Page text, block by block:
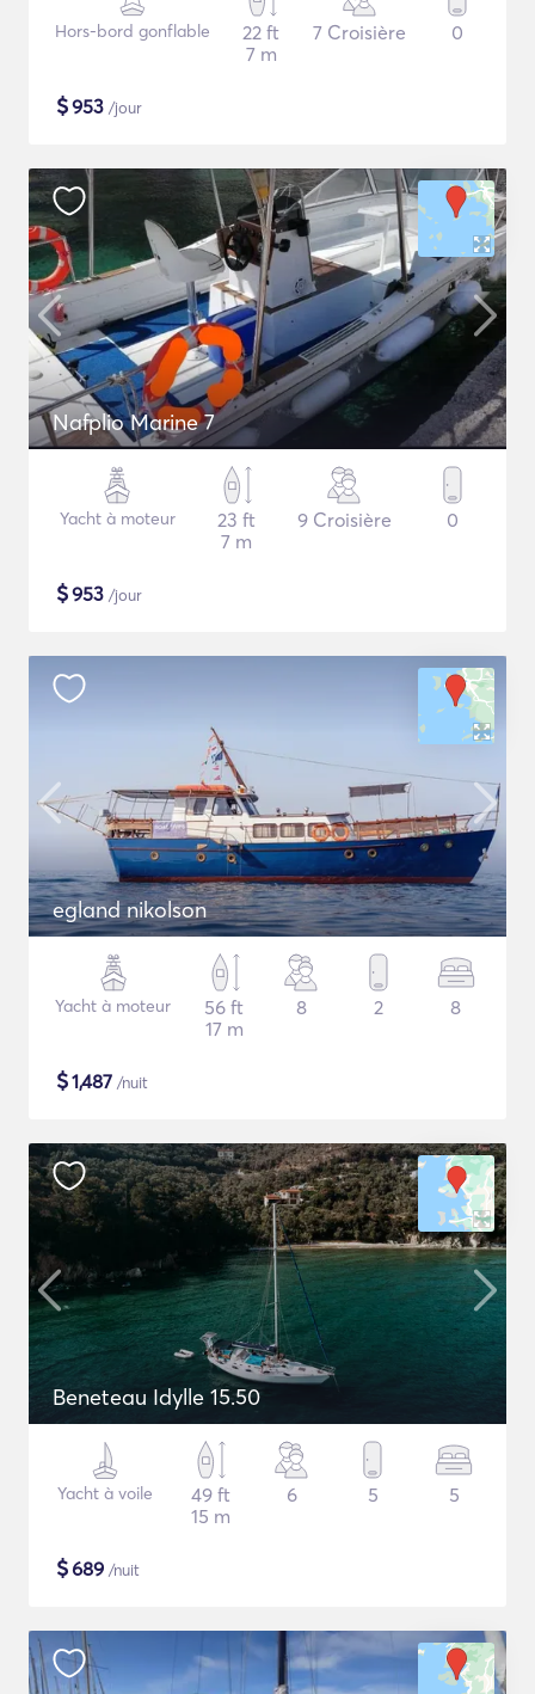
Hors-bord gonflable
22 ft
7 m
7 Croisière 0
$953 /jour
Nafplio Marine 7
Yacht à moteur
23 ft
7 m
9 Croisière 0
$953 /jour
egland nikolson
Yacht à moteur
56 ft
17 m
8 2 8
$1,487 /nuit
Beneteau Idylle 15.50
Yacht à voile
49 ft
15 m
6 5 5
$689 /nuit